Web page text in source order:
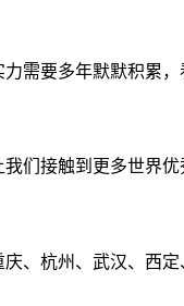
需要多年默默积累，
们接触到更多世界优
、杭州、武汉、西